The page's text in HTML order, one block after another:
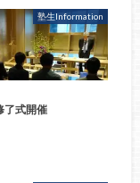
塾生Information
了式開催